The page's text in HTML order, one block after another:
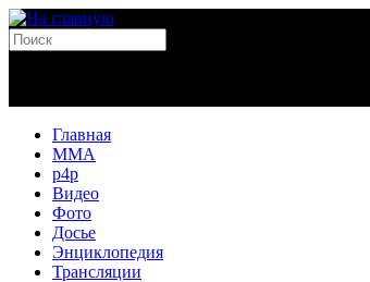
Главная
MMA
p4p
Видео
Фото
Досье
Энциклопедия
Трансляции